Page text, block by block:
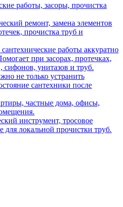
работы, засоры, прочистка
ремонт, замена элементов
прочистка труб и
работы аккуратно
при засорах, протечках,
сифонов, унитазов и труб.
не только устранить
сантехники после
частные дома, офисы,
инструмент, тросовое
для локальной прочистки труб.